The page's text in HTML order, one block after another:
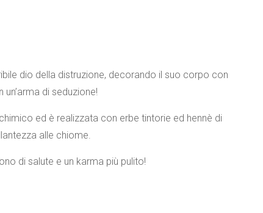
dio della distruzione, decorando il suo corpo con
di seduzione!
ed è realizzata con erbe tintorie ed hennè di
alle chiome.
di salute e un karma più pulito!